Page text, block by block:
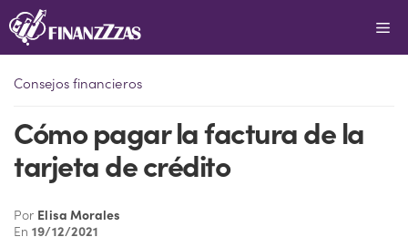
Saltar
al
Consejos financieros
Cómo pagar la factura de la
tarjeta de crédito
Por Elisa Morales
En19/12/2021